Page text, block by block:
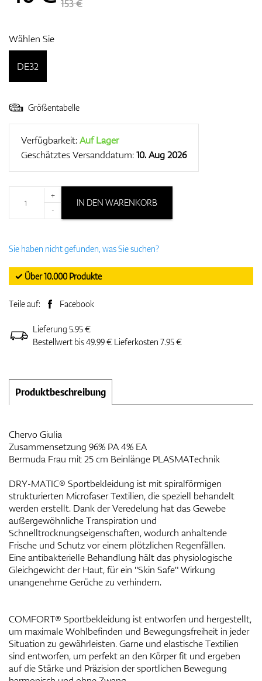
153 €
Wählen Sie
DE32
Größentabelle
Verfügbarkeit:Auf Lager
Geschätztes Versanddatum:10. Aug 2026
+
-
IN DEN WARENKORB
Sie haben nicht gefunden, was Sie suchen?
✓ Über 10.000 Produkte
Teile auf: Facebook
Lieferung 5.95 €
Bestellwert bis 49.99 € Lieferkosten 7.95 €
Produktbeschreibung
Chervo Giulia
Zusammensetzung 96% PA 4% EA
Bermuda Frau mit 25 cm Beinlänge PLASMATechnik
DRY-MATIC® Sportbekleidung ist mit spiralförmigen
strukturierten Microfaser Textilien, die speziell behandelt
werden erstellt. Dank der Veredelung hat das Gewebe
außergewöhnliche Transpiration und
Schnelltrocknungseigenschaften, wodurch anhaltende
Frische und Schutz vor einem plötzlichen Regenfällen.
Eine antibakterielle Behandlung hält das physiologische
Gleichgewicht der Haut, für ein "Skin Safe" Wirkung
unangenehme Gerüche zu verhindern.
COMFORT® Sportbekleidung ist entworfen und hergestellt,
um maximale Wohlbefinden und Bewegungsfreiheit in jeder
Situation zu gewährleisten. Garne und elastische Textilien
sind entworfen, um perfekt an den Körper fit und ergeben
auf die Stärke und Präzision der sportlichen Bewegung